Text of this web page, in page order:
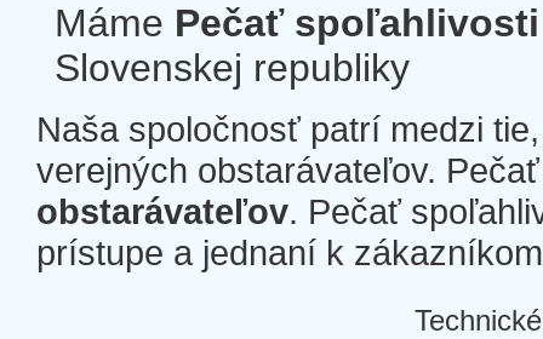
Máme Pečať spoľahlivosti
Slovenskej republiky
Naša spoločnosť patrí medzi
verejných obstarávateľov.
obstarávateľov. Pečať
prístupe a jednaní k